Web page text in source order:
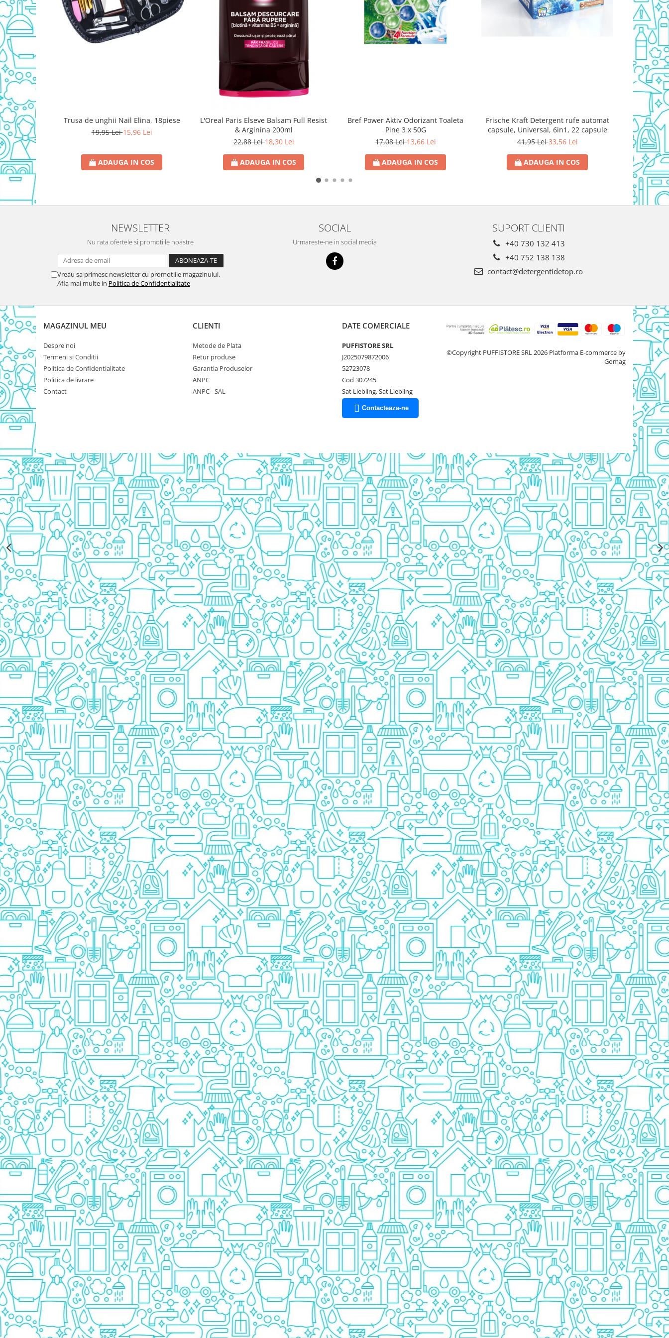
Detergent Vase Pentru Masina
Detergent Vase Manual
Solutie Clatire Vase
Sare Masina De Spalat
Folie Si Pungi Alimentare
Lavete Si Bureti
Curatenie Bucatarie
Pungi Ambalare / Saci Menajeri
Vase Si Accesorii
Diverse pentru bucatarie
Igiena si Dezinfectie
Cif Spray Baie
Detartrant WC
Dezinfectant Baie
Dezinfectant Bucatarie
Dezinfectant Sano
Igienol Dezinfectant
Produse Curatenie Baie
Produse Sano Baie
Hartie Igienica
Prosoape De Hartie Si Servetele
Prosoape de Hartie
Odorizant Camera Profesional
Odorizant Camera Electric
Odorizant Camera Air Wick
Odorizant Camera cu Betisoare
Odorizant Camera Electric
Profesional
Odorizant Camera Ambi Pur
Rezerva Odorizant Camera
Rezerva Odorizant Camera Glade
Rezerva Odorizant Camera Air Wick
Ingrijire Bebelusi
Servetele Umede Bebelusi
Suplimente Bebelusi
Lenjerii
Ingrijire Bebelusi
Scutece
Scutece Huggies
Scutece Happy
Scutece Pampers Bebelusi
Balsam Rufe Bebelusi
Servetele Umede Bebelusi
Suplimente Bebelusi
Betisoare
Detergent Bebelusi
Detergent Bebelusi Ariel
Sampon Bebelusi
Pasta de dinti *B*
Periuta De Dinti *B*
Periuta de Dinti Electrica Copii
Periuta de Dinti Oral B
Gel de Dus Bebelusi
Ingrijire Adulti
Scutece Adulti
Servetele Umede Adulti
Ingrijire Personala
Cosmetice
Absorbante
Absorbante & Tampoane
Tampoane
Pasta De Dinti
Cosmetice
Deodorante
Creme
Ingrijire Unghii
Machiaje/Pensule
Sapun
Sapun Solid
Sapun Lichid
Par
Vopsea
Sampon
Balsam/Masca
Coafura
Ustensile
Gel de Dus
Prezervative
Ingrijire Orala
Pasta De Dinti
Periuta Dinti
Apa De Gura
Ata Dentara
Creme Depilatoare
Spuma Si Geluri De Barbierit
Protectie Insecte
Betisoare de Urechi
Ingrijire Intima
Aparat de ras
Aparat de Ras Gillette
Aparate de Ras Venus
Accesorii
Trusa de unghii Nail Elina, 18piese
19,95 Lei15,96 Lei
ADAUGA IN COS
L'Oreal Paris Elseve Balsam Full Resist
& Arginina 200ml
22,88 Lei18,30 Lei
ADAUGA IN COS
Bref Power Aktiv Odorizant Toaleta
Pine 3 x 50G
17,08 Lei13,66 Lei
ADAUGA IN COS
Frische Kraft Detergent rufe automat
capsule, Universal, 6in1, 22 capsule
41,95 Lei33,56 Lei
ADAUGA IN COS
Dalli
NEWSLETTER
Nu rata ofertele si promotiile noastre
Vreau sa primesc newsletter cu promotiile magazinului.
Afla mai multe in Politica de Confidentialitate
SOCIAL
Urmareste-ne in social media
SUPORT CLIENTI
+40 730 132 413
+40 752 138 138
contact@detergentidetop.ro
MAGAZINUL MEU
Despre noi
Termeni si Conditii
Politica de Confidentialitate
Politica de livrare
Contact
CLIENTI
Metode de Plata
Retur produse
Garantia Produselor
ANPC
ANPC - SAL
DATE COMERCIALE
PUFFISTORE SRL
J2025079872006
52723078
Cod 307245
Sat Liebling, Sat Liebling
Contacteaza-ne
©Copyright PUFFISTORE SRL 2026 Platforma E-commerce by
Gomag